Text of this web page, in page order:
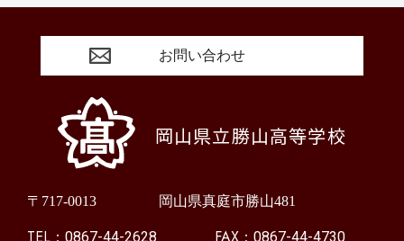
岡山県立勝山高等学校
〒717-0013 岡山県真庭市勝山481
0867-44-2628 0867-44-4730
お問い合わせ